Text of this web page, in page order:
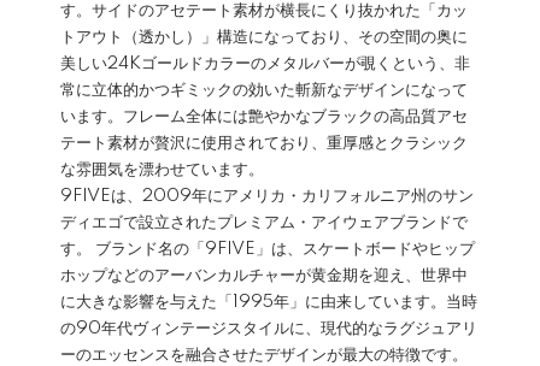
す。サイドのアセテート素材が横長にくり抜かれた「カッ
トアウト（透かし）」構造になっており、その空間の奥に
美しい24Kゴールドカラーのメタルバーが覗くという、非
常に立体的かつギミックの効いた斬新なデザインになって
います。フレーム全体には艶やかなブラックの高品質アセ
テート素材が贅沢に使用されており、重厚感とクラシック
な雰囲気を漂わせています。
9FIVEは、2009年にアメリカ・カリフォルニア州のサン
ディエゴで設立されたプレミアム・アイウェアブランドで
す。 ブランド名の「9FIVE」は、スケートボードやヒップ
ホップなどのアーバンカルチャーが黄金期を迎え、世界中
に大きな影響を与えた「1995年」に由来しています。当時
の90年代ヴィンテージスタイルに、現代的なラグジュアリ
ーのエッセンスを融合させたデザインが最大の特徴です。